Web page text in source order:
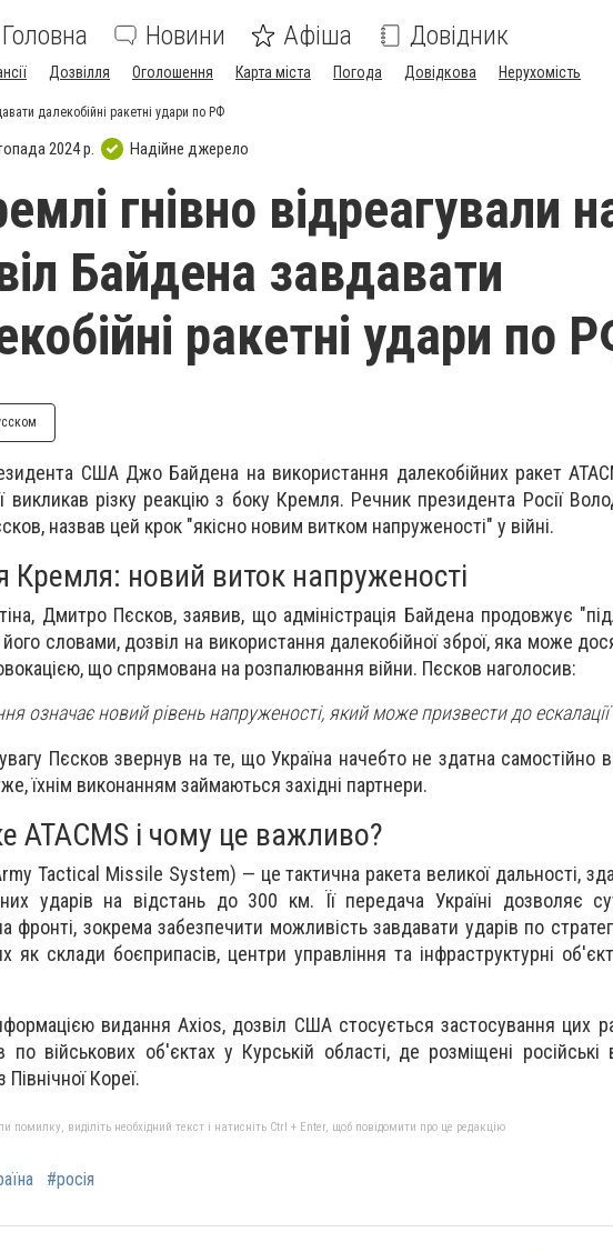
Головна Новини Афіша Довідник
Дозвілля Оголошення Карта міста Погода Довідкова Нерухомість
далекобійні ракетні удари по РФ
2024 р. Надійне джерело
гнівно відреагували
Байдена завдавати
ракетні удари по
США Джо Байдена на використання далекобійних ракет
викликав різку реакцію з боку Кремля. Речник президента Росії
назвав цей крок "якісно новим витком напруженості" у війні.
Кремля: новий виток напруженості
Дмитро Пєсков, заявив, що адміністрація Байдена продовжує
словами, дозвіл на використання далекобійної зброї, яка може
що спрямована на розпалювання війни. Пєсков наголосив:
означає новий рівень напруженості, який може призвести до ескалації
Пєсков звернув на те, що Україна начебто не здатна самостійно
їхнім виконанням займаються західні партнери.
ATACMS і чому це важливо?
Tactical Missile System) — це тактична ракета великої дальності,
ударів на відстань до 300 км. Її передача Україні дозволяє
фронті, зокрема забезпечити можливість завдавати ударів по
як склади боєприпасів, центри управління та інфраструктурні
видання Axios, дозвіл США стосується застосування цих
по військових об'єктах у Курській області, де розміщені російські
Кореї.
помилку, виділіть необхідний текст і натисніть Ctrl + Enter, щоб повідомити про це редакцію
#росія